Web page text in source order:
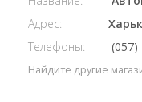
Адрес:
Телефоны:
(057)
Найдите другие